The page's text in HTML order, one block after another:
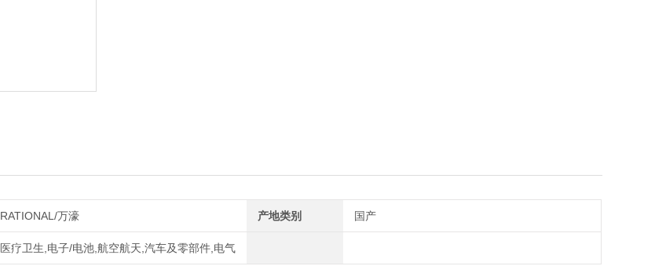
RATIONAL/万濠 产地类别 国产
医疗卫生,电子/电池,航空航天,汽车及零部件,电气